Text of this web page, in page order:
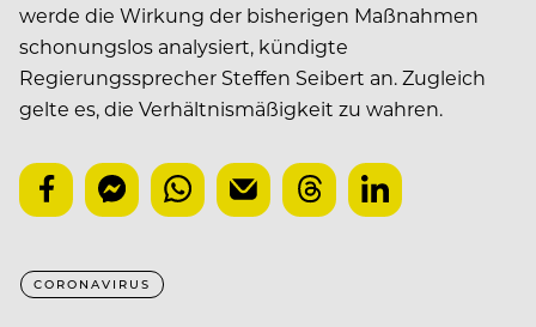
werde die Wirkung der bisherigen Maßnahmen
schonungslos analysiert, kündigte
Regierungssprecher Steffen Seibert an. Zugleich
gelte es, die Verhältnismäßigkeit zu wahren.
CORONAVIRUS